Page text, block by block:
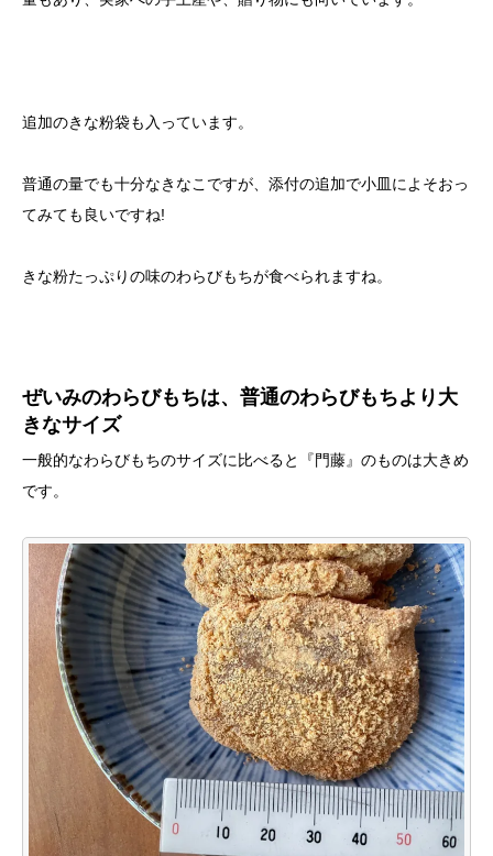
追加のきな粉袋も入っています。
普通の量でも十分なきなこですが、添付の追加で小皿によそおっ
てみても良いですね!
きな粉たっぷりの味のわらびもちが食べられますね。
ぜいみのわらびもちは、普通のわらびもちより大
きなサイズ
一般的なわらびもちのサイズに比べると『門藤』のものは大きめ
です。